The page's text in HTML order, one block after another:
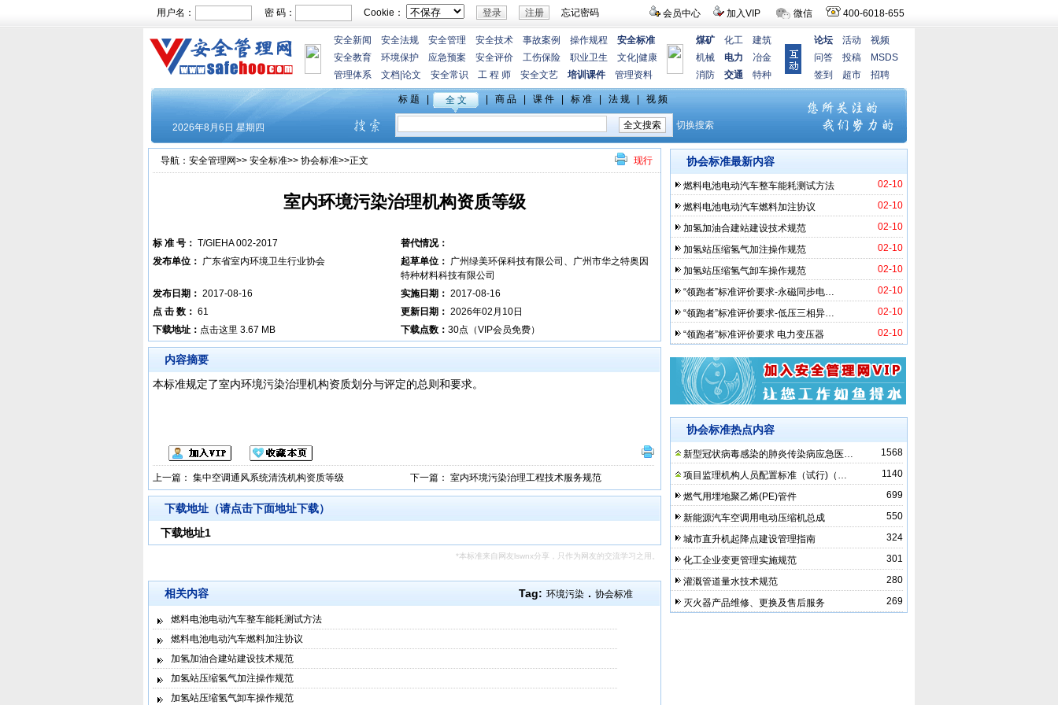
会员中心 加入VIP 微信 400-6018-655
用户名： 密 码： Cookie： 忘记密码
安全新闻 安全法规 安全管理 安全技术 事故案例 操作规程
安全标准
安全教育
环境保护 应急预案 安全评价 工伤保险 职业卫生 文化 健康
管理体系
文档 论文 安全常识 工 程 师 安全文艺 培训课件 管理资料
煤矿 化工
建筑
机械
电力
冶金
消防
交通 特种
论坛 活动
视频
问答
投稿
MSDS
签到
超市 招聘
现行
导航： 安全管理网>> 安全标准>> 协会标准>>正文
室内环境污染治理机构资质等级
标 准 号： T/GIEHA 002-2017
替代情况：
发布单位： 广东省室内环境卫生行业协会 起草单位： 广州绿美环保科技有限公司、广州市华之特奥因
特种材料科技有限公司
发布日期： 2017-08-16 实施日期： 2017-08-16
点 击 数： 61 更新日期： 2026年02月10日
下载地址： 点击这里 3.67 MB 下载点数： 30点（VIP会员免费）
内容摘要
本标准规定了室内环境污染治理机构资质划分与评定的总则和要求。
下一篇： 室内环境污染治理工程技术服务规范
上一篇： 集中空调通风系统清洗机构资质等级
下载地址（请点击下面地址下载）
下载地址1
*本标准来自网友lswnx分享，只作为网友的交流学习之用。
Tag: 环境污染 . 协会标准
相关内容
燃料电池电动汽车整车能耗测试方法
燃料电池电动汽车燃料加注协议
加氢加油合建站建设技术规范
加氢站压缩氢气加注操作规范
加氢站压缩氢气卸车操作规范
协会标准最新内容
02-10
燃料电池电动汽车整车能耗测试方法
02-10
燃料电池电动汽车燃料加注协议
02-10
加氢加油合建站建设技术规范
02-10
加氢站压缩氢气加注操作规范
02-10
加氢站压缩氢气卸车操作规范
02-10
“领跑者”标准评价要求-永磁同步电…
02-10
“领跑者”标准评价要求-低压三相异…
02-10
“领跑者”标准评价要求 电力变压器
协会标准热点内容
1568
新型冠状病毒感染的肺炎传染病应急医…
1140
项目监理机构人员配置标准（试行)（…
699
燃气用埋地聚乙烯(PE)管件
550
新能源汽车空调用电动压缩机总成
324
城市直升机起降点建设管理指南
301
化工企业变更管理实施规范
280
灌溉管道量水技术规范
269
灭火器产品维修、更换及售后服务